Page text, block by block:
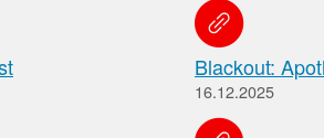
Blackout:
16.12.2025
Meldung zum
und
zum
Arbeitsschutz
in
der
Apotheke